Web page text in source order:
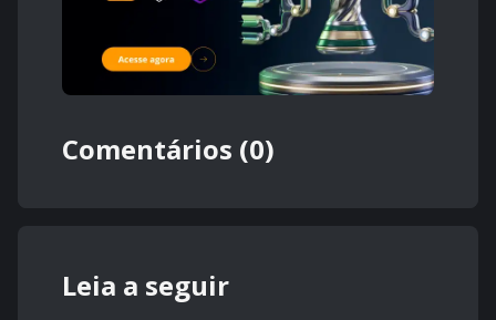
Comentários (0)
Leia a seguir